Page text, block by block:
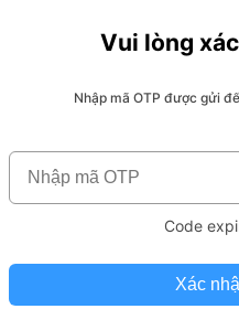
Vui lòng
Nhập mã OTP được gửi
Code
Xác